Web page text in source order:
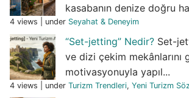
kasabanın denize doğru
4 views under Seyahat & Deneyim
“Set-jetting” Nedir? Set-
ve dizi çekim mekânlarını
motivasyonuyla yapıl...
4 views under Turizm Trendleri, Yeni Turizm